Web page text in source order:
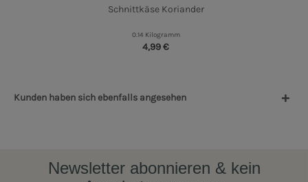
Schnittkäse Koriander
0.14 Kilogramm
4,99 €
Kunden haben sich ebenfalls angesehen
Newsletter abonnieren & kein